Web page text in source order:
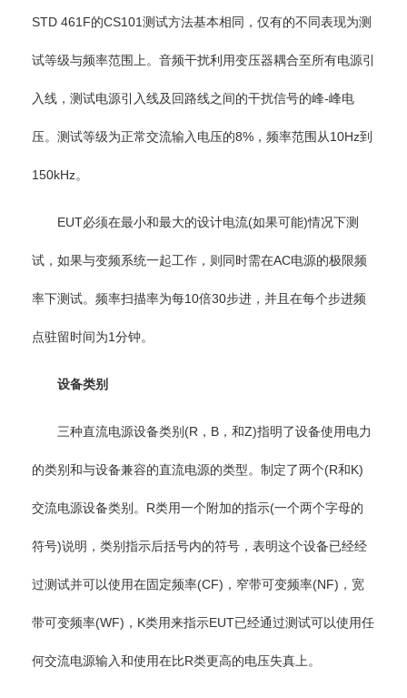
STD 461F的CS101测试方法基本相同，仅有的不同表现为测
试等级与频率范围上。音频干扰利用变压器耦合至所有电源引
入线，测试电源引入线及回路线之间的干扰信号的峰-峰电
压。测试等级为正常交流输入电压的8%，频率范围从10Hz到
150kHz。
EUT必须在最小和最大的设计电流(如果可能)情况下测
试，如果与变频系统一起工作，则同时需在AC电源的极限频
率下测试。频率扫描率为每10倍30步进，并且在每个步进频
点驻留时间为1分钟。
设备类别
三种直流电源设备类别(R，B，和Z)指明了设备使用电力
的类别和与设备兼容的直流电源的类型。制定了两个(R和K)
交流电源设备类别。R类用一个附加的指示(一个两个字母的
符号)说明，类别指示后括号内的符号，表明这个设备已经经
过测试并可以使用在固定频率(CF)，窄带可变频率(NF)，宽
带可变频率(WF)，K类用来指示EUT已经通过测试可以使用任
何交流电源输入和使用在比R类更高的电压失真上。